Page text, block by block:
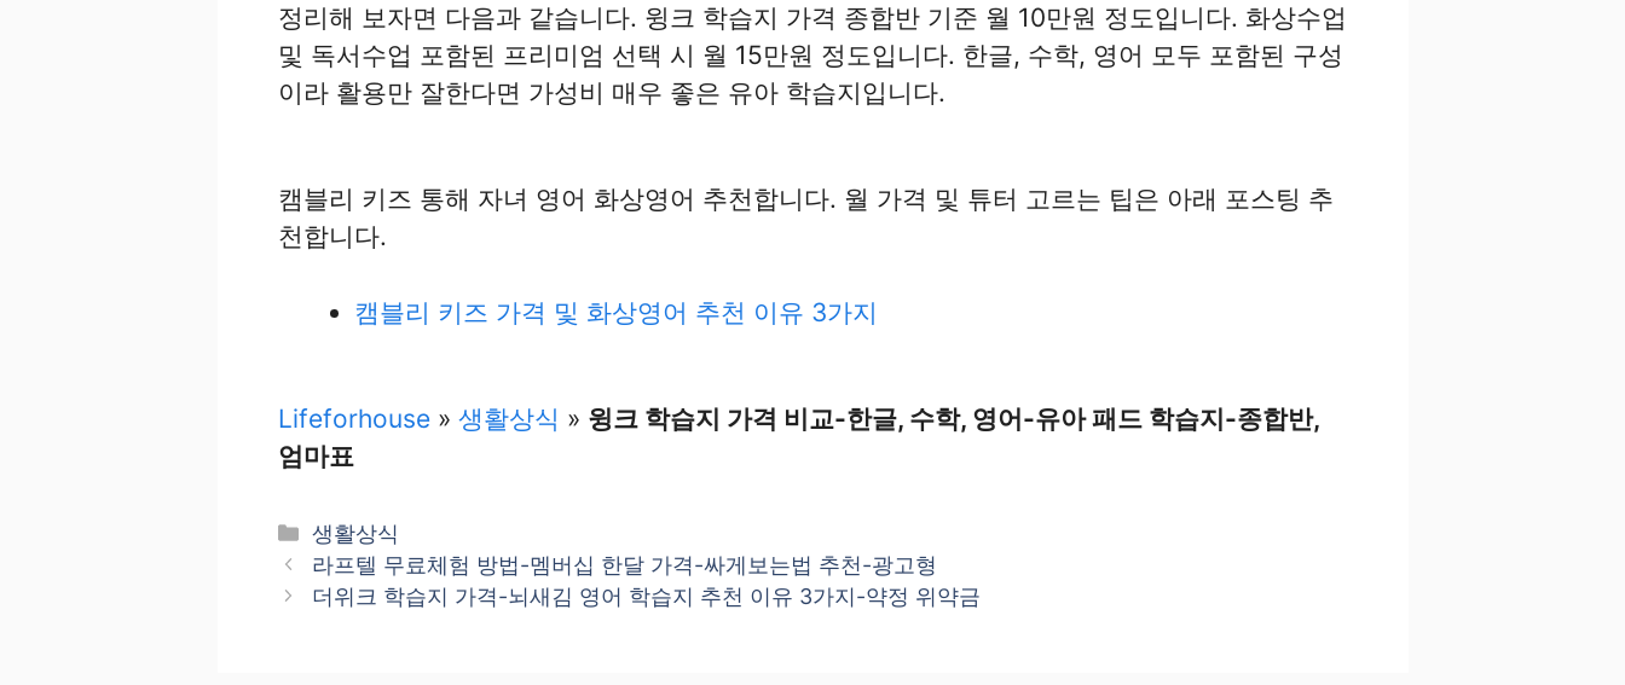
정리해 보자면 다음과 같습니다. 윙크 학습지 가격 종합반 기준 월 10만원 정도입니다. 화상수업
및 독서수업 포함된 프리미엄 선택 시 월 15만원 정도입니다. 한글, 수학, 영어 모두 포함된 구성
이라 활용만 잘한다면 가성비 매우 좋은 유아 학습지입니다.
캠블리 키즈 통해 자녀 영어 화상영어 추천합니다. 월 가격 및 튜터 고르는 팁은 아래 포스팅 추
천합니다.
캠블리 키즈 가격 및 화상영어 추천 이유 3가지
Lifeforhouse» 생활상식 » 윙크 학습지 가격 비교-한글, 수학, 영어-유아 패드 학습지-종합반,
엄마표
카
테
고
생활상식
라프텔 무료체험 방법-멤버십 한달 가격-싸게보는법 추천-광고형
더위크 학습지 가격-뇌새김 영어 학습지 추천 이유 3가지-약정 위약금